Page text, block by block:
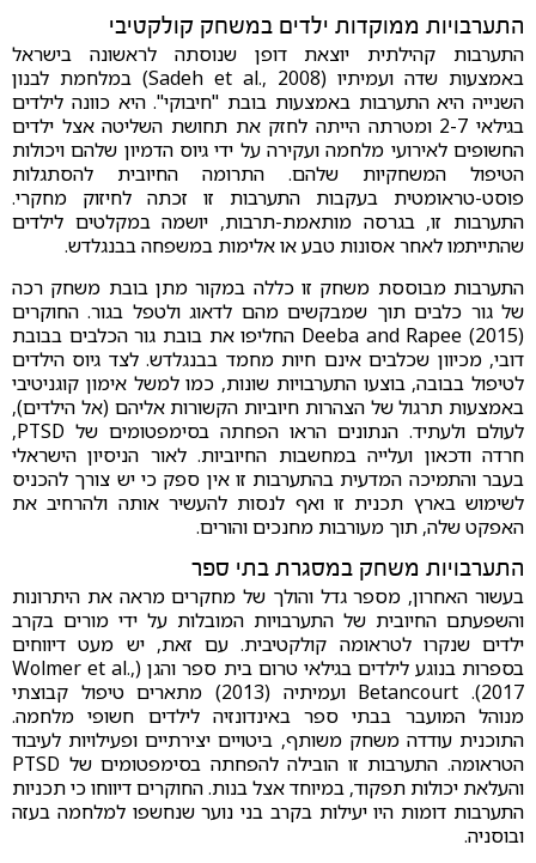
התערבויות ממוקדות ילדים במשחק קולקטיבי
התערבות קהילתית יוצאת דופן שנוסתה לראשונה בישראל
באמצעות שדה ועמיתיו (Sadeh et al., 2008) במלחמת לבנון
השנייה היא התערבות באמצעות בובת "חיבוקי". היא כוונה לילדים
בגילאי 2-7 ומטרתה הייתה לחזק את תחושת השליטה אצל ילדים
החשופים לאירועי מלחמה ועקירה על ידי גיוס הדמיון שלהם ויכולות
הטיפול המשחקיות שלהם. התרומה החיובית להסתגלות
פוסט-טראומטית בעקבות התערבות זו זכתה לחיזוק מחקרי.
התערבות זו, בגרסה מותאמת-תרבות, יושמה במקלטים לילדים
שהתייתמו לאחר אסונות טבע או אלימות במשפחה בבנגלדש.
התערבות מבוססת משחק זו כללה במקור מתן בובת משחק רכה
של גור כלבים תוך שמבקשים מהם לדאוג ולטפל בגור. החוקרים
Deeba and Rapee (2015) החליפו את בובת גור הכלבים בבובת
דובי, מכיוון שכלבים אינם חיות מחמד בבנגלדש. לצד גיוס הילדים
לטיפול בבובה, בוצעו התערבויות שונות, כמו למשל אימון קוגניטיבי
באמצעות תרגול של הצהרות חיוביות הקשורות אליהם (אל הילדים),
לעולם ולעתיד. הנתונים הראו הפחתה בסימפטומים של PTSD,
חרדה ודכאון ועלייה במחשבות החיוביות. לאור הניסיון הישראלי
בעבר והתמיכה המדעית בהתערבות זו אין ספק כי יש צורך להכניס
לשימוש בארץ תכנית זו ואף לנסות להעשיר אותה ולהרחיב את
האפקט שלה, תוך מעורבות מחנכים והורים.
התערבויות משחק במסגרת בתי ספר
בעשור האחרון, מספר גדל והולך של מחקרים מראה את היתרונות
והשפעתם החיובית של התערבויות המובלות על ידי מורים בקרב
ילדים שנקרו לטראומה קולקטיבית. עם זאת, יש מעט דיווחים
בספרות בנוגע לילדים בגילאי טרום בית ספר והגן (Wolmer et al.,
2017). Betancourt ועמיתיה (2013) מתארים טיפול קבוצתי
מנוהל המועבר בבתי ספר באינדונזיה לילדים חשופי מלחמה.
התוכנית עודדה משחק משותף, ביטויים יצירתיים ופעילויות לעיבוד
הטראומה. התערבות זו הובילה להפחתה בסימפטומים של PTSD
והעלאת יכולות תפקוד, במיוחד אצל בנות. החוקרים דיווחו כי תכניות
התערבות דומות היו יעילות בקרב בני נוער שנחשפו למלחמה בעזה
ובוסניה.